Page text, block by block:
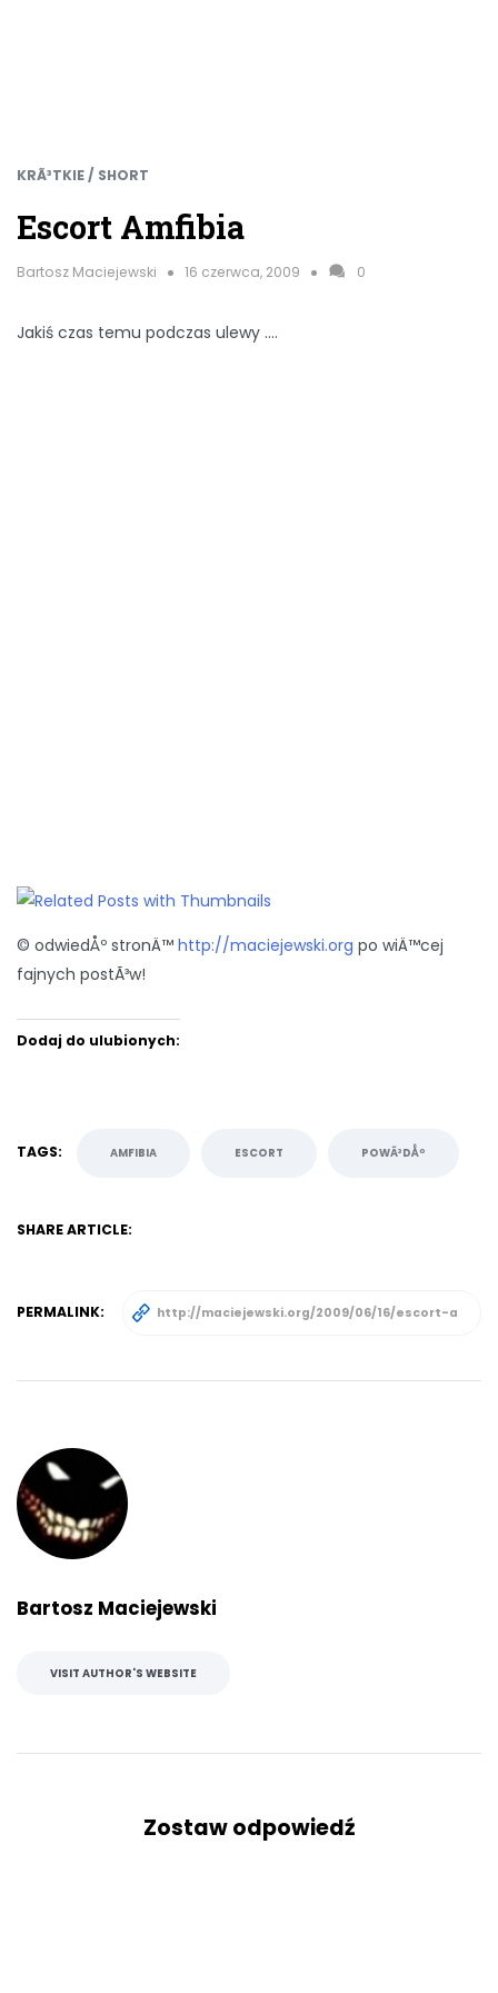
KRÃ³TKIE / SHORT
Escort Amfibia
Bartosz Maciejewski 16 czerwca, 2009 0
Jakiś czas temu podczas ulewy ….
© odwiedÅº stronÄ™ http://maciejewski.org po wiÄ™cej
fajnych postÃ³w!
Dodaj do ulubionych:
TAGS: AMFIBIA ESCORT POWÃ³DÅº
SHARE ARTICLE:
PERMALINK:
Bartosz Maciejewski
VISIT AUTHOR'S WEBSITE
Zostaw odpowiedź